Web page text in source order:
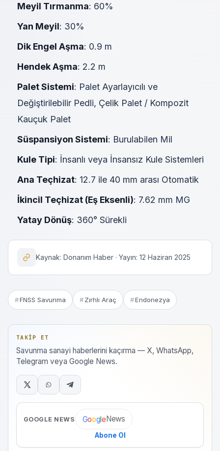
Meyil Tırmanma: 60%
Yan Meyil: 30%
Dik Engel Aşma: 0.9 m
Hendek Aşma: 2.2 m
Palet Sistemi: Palet Ayarlayıcılı ve
Değiştirilebilir Pedli, Çelik Palet / Kompozit
Kauçuk Palet
Süspansiyon Sistemi: Burulabilen Mil
Kule Tipi: İnsanlı veya İnsansız Kule Sistemleri
Ana Teçhizat: 12.7 ile 40 mm arası Otomatik
İkincil Teçhizat (Eş Eksenli): 7.62 mm MG
Yatay Dönüş: 360° Sürekli
Kaynak: Donanım Haber · Yayın: 12 Haziran 2025
FNSS Savunma Zırhlı Araç Endonezya
TAKIP ET
Savunma sanayi haberlerini kaçırma — X, WhatsApp,
Telegram veya Google News.
GOOGLE NEWS Google News
Abone Ol